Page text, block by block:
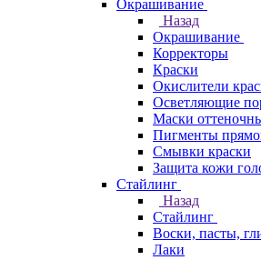
Окрашивание
Назад
Окрашивание
Корректоры
Краски
Окислители
Осветляющие
Маски
Пигменты
Смывки краски
Защита кожи
Стайлинг
Назад
Стайлинг
Воски, пасты,
Лаки